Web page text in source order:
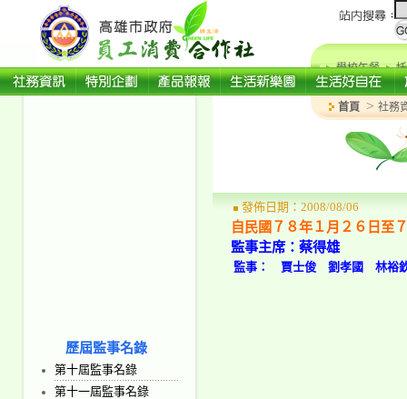
學校午餐
歷屆監事名錄
第十屆監事名錄
第十一屆監事名錄
首頁 > 社務
發佈日期：2008/08/06
自民國７８年１月２６日至
監事主席：蔡得雄
監事： 賈士俊 劉孝國 林裕